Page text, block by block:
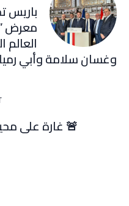
باريس
معرض
وغسان سلامة وأبي
🚨 غارة على